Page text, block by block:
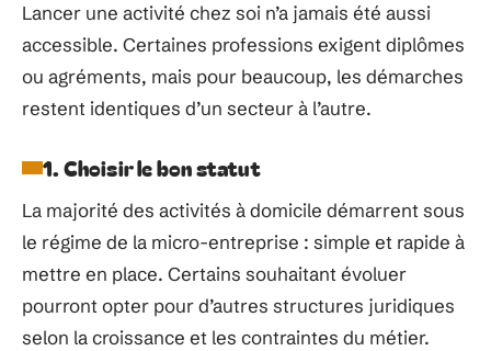
Lancer une activité chez soi n’a jamais été aussi
accessible. Certaines professions exigent diplômes
ou agréments, mais pour beaucoup, les démarches
restent identiques d’un secteur à l’autre.
1. Choisir le bon statut
La majorité des activités à domicile démarrent sous
le régime de la micro-entreprise : simple et rapide à
mettre en place. Certains souhaitant évoluer
pourront opter pour d’autres structures juridiques
selon la croissance et les contraintes du métier.